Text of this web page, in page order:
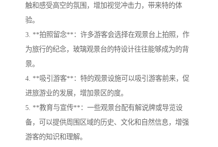
触和感受高空的氛围，增加视觉冲击力，带来特的体
验。
3. **拍照留念**：许多游客会选择在观景台上拍照，作
为旅行的纪念，玻璃观景台的特设计往往能够成为的背
景。
4. **吸引游客**：特的观景设施可以吸引游客前来，促
进旅游业的发展，增加景区的度。
5. **教育与宣传**：一些观景台配有解说牌或导览设
备，可以提供周围区域的历史、文化和自然信息，增强
游客的知识和理解。